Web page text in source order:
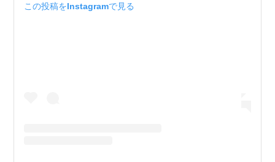
この投稿をInstagramで見る